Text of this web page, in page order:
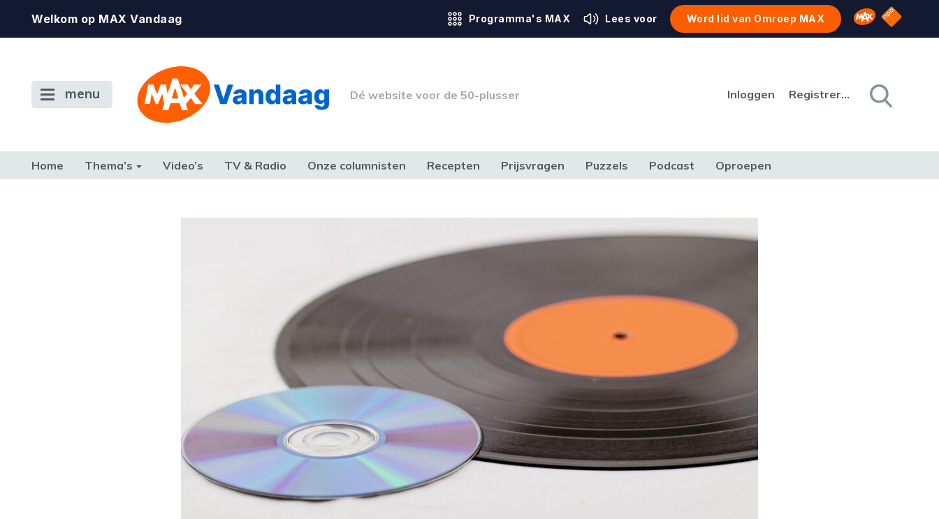
Welkom op MAX Vandaag Programma's MAX Lees voor Word lid van Omroep MAX Omroep MAX
NPO
menu Dé website voor de 50-plusser Inloggen Registreren
Home Thema’s Video’s TV & Radio Onze columnisten Recepten Prijsvragen Puzzels Podcast Oproepen